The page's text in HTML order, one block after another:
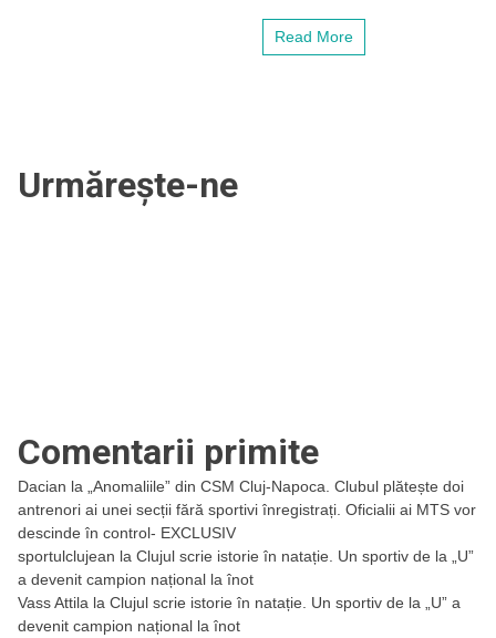
să
menținem
Read More
Urmărește-ne
Comentarii primite
Dacian la
„Anomaliile” din CSM Cluj-Napoca. Clubul plătește doi
antrenori ai unei secții fără sportivi înregistrați. Oficialii ai MTS vor
descinde în control- EXCLUSIV
sportulclujean la Clujul scrie istorie în natație. Un sportiv de la „U”
a devenit campion național la înot
Vass Attila la Clujul scrie istorie în natație. Un sportiv de la „U” a
devenit campion național la înot